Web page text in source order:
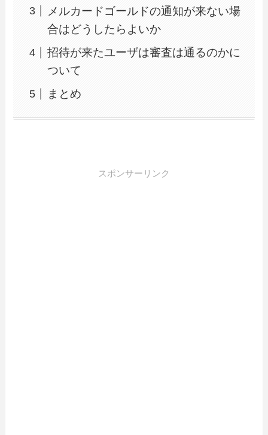
メルカードゴールドの通知が来ない場
合はどうしたらよいか
招待が来たユーザは審査は通るのかに
ついて
まとめ
スポンサーリンク